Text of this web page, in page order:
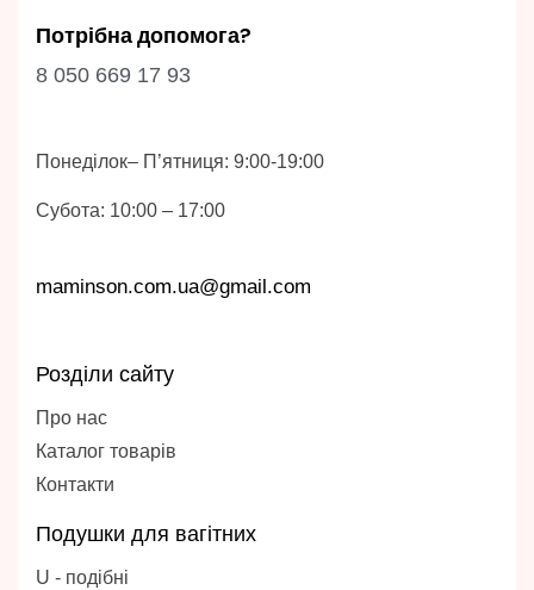
Потрібна допомога?
8 050 669 17 93
Понеділок– П’ятниця: 9:00-19:00
Субота: 10:00 – 17:00
maminson.com.ua@gmail.com
Розділи сайту
Про нас
Каталог товарів
Контакти
Подушки для вагітних
U - подібні